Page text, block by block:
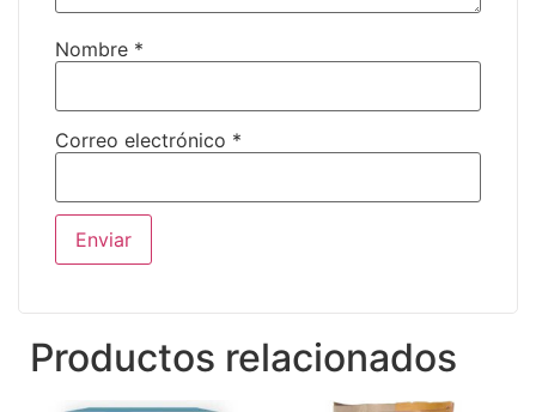
Nombre *
Correo electrónico *
Productos relacionados